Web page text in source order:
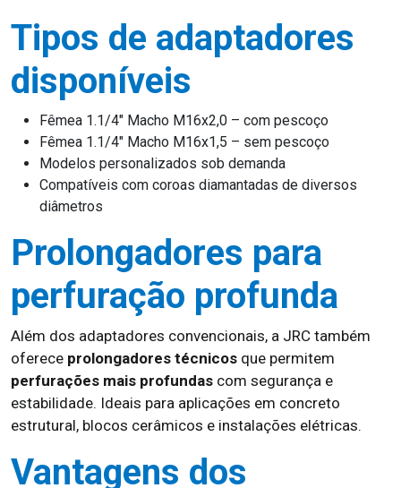
Tipos de adaptadores
disponíveis
Fêmea 1.1/4″ Macho M16x2,0 – com pescoço
Fêmea 1.1/4″ Macho M16x1,5 – sem pescoço
Modelos personalizados sob demanda
Compatíveis com coroas diamantadas de diversos
diâmetros
Prolongadores para
perfuração profunda
Além dos adaptadores convencionais, a JRC também
oferece prolongadores técnicos que permitem
perfurações mais profundas com segurança e
estabilidade. Ideais para aplicações em concreto
estrutural, blocos cerâmicos e instalações elétricas.
Vantagens dos